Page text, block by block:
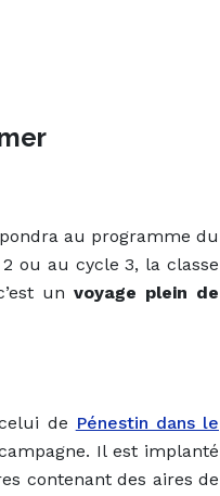
au programme du
ou au cycle 3, la classe
unvoyage plein de
de Pénestin dans le
Il est implanté
contenant des aires de